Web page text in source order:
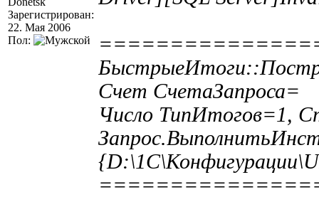
Зарегистрирован:
22. Мая 2006
Пол:
Счет СчетаЗапроса=
Число ТипИтогов=1,